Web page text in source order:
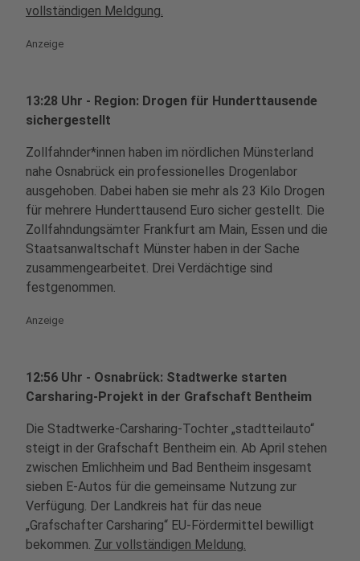
vollständigen Meldgung.
Anzeige
13:28 Uhr - Region: Drogen für Hunderttausende
sichergestellt
Zollfahnder*innen haben im nördlichen Münsterland
nahe Osnabrück ein professionelles Drogenlabor
ausgehoben. Dabei haben sie mehr als 23 Kilo Drogen
für mehrere Hunderttausend Euro sicher gestellt. Die
Zollfahndungsämter Frankfurt am Main, Essen und die
Staatsanwaltschaft Münster haben in der Sache
zusammengearbeitet. Drei Verdächtige sind
festgenommen.
Anzeige
12:56 Uhr - Osnabrück: Stadtwerke starten
Carsharing-Projekt in der Grafschaft Bentheim
Die Stadtwerke-Carsharing-Tochter „stadtteilauto“
steigt in der Grafschaft Bentheim ein. Ab April stehen
zwischen Emlichheim und Bad Bentheim insgesamt
sieben E-Autos für die gemeinsame Nutzung zur
Verfügung. Der Landkreis hat für das neue
„Grafschafter Carsharing“ EU-Fördermittel bewilligt
bekommen. Zur vollständigen Meldung.